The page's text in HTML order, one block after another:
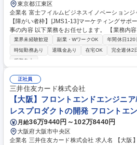
東京都江東区
企業名 富士フイルムビジネスイノベーションジャパ
【障がい者枠】[JMS1-13]マーケティングサポ
事の内容 以下業務をお任せします。 【業務内
よびシステムの運用/管理（SharePoint、サー
内の技術支援 ・社内ユーザーからの問合せ対応 ・その他、社内インフラ
運用/管理に関するサポート全般（見積書管理、
関連する様々な対応において、社内インフラ運
務経験者の増員をしたいと考えております。 募集職種 【障がい者枠】[JM
S1-13]マーケティングサポート部/ネットワーク
業界未経験歓迎 副業・WワークOK 年間休日120
時短勤務あり
退職金あり 在宅OK 完全週休2
服装自由
正社員
三井住友カード株式会社
【大阪】フロントエンドエンジニ
レスプロダクトの開発 フロントエ
月給36万9440円～102万8440円
大阪府大阪市中央区
企業名 三井住友カード株式会社 求人名 【大阪】フロントエンドエンジニ